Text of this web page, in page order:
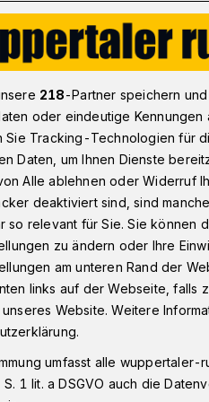
Bundesliga, Liveticker:
ab 16 Uhr
Bergischer
um 16 Uhr in der
will die Erfolge der
218-Partner speichern
oder eindeutige Kennungen
Sie Tracking-Technologien für
Daten, um Ihnen Dienste
Alle ablehnen oder Widerruf
deaktiviert sind, sind
so relevant für Sie. Sie können
zu ändern oder Ihre
am unteren Rand der
links auf der Webseite, falls
Website. Weitere
umfasst alle
1 lit. a DSGVO auch die